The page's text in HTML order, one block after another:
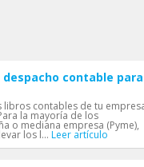
contable para
libros contables de tu
la mayoría de los
o mediana empresa (Pyme),
los l... Leer artículo